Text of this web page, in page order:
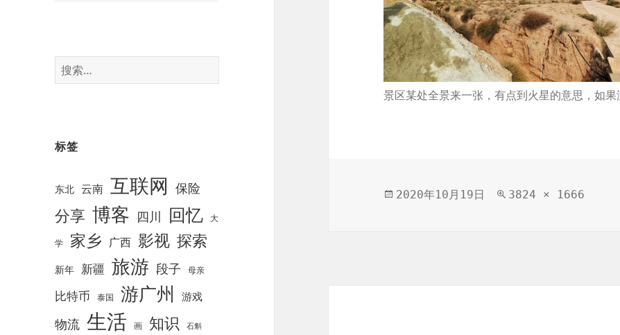
搜
索
标签
东北 云南 互联网 保险
分享 博客 四川 回忆 大
学 家乡 广西 影视 探索
新年 新疆 旅游 段子 母亲
比特币 泰国 游广州 游戏
物流 生活 画 知识 石斛
景区某处全景来一张，有点到火星的意思，如
发
2020年10月19日
原
3824 × 1666